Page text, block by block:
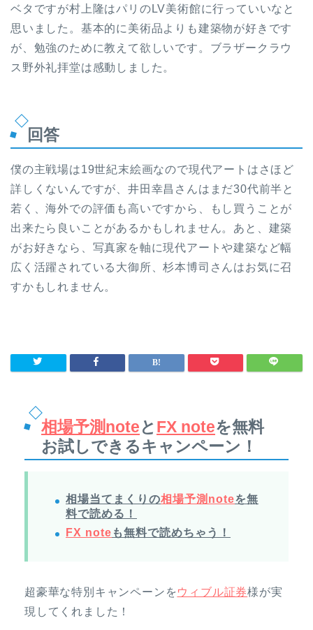
ベタですが村上隆はパリのLV美術館に行っていいなと
思いました。基本的に美術品よりも建築物が好きです
が、勉強のために教えて欲しいです。ブラザークラウ
ス野外礼拝堂は感動しました。
回答
僕の主戦場は19世紀末絵画なので現代アートはさほど
詳しくないんですが、井田幸昌さんはまだ30代前半と
若く、海外での評価も高いですから、もし買うことが
出来たら良いことがあるかもしれません。あと、建築
がお好きなら、写真家を軸に現代アートや建築など幅
広く活躍されている大御所、杉本博司さんはお気に召
すかもしれません。
相場予測noteとFX noteを無料
お試しできるキャンペーン！
相場当てまくりの相場予測noteを無
料で読める！
FX note も無料で読めちゃう！
超豪華な特別キャンペーンを ウィブル証券様が実
現してくれました！